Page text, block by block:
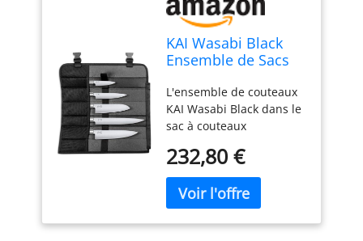
KAI Wasabi Black
Ensemble de Sacs
Couteau Utilitaire 10
cm et 15 cm,
Santoku 16,5 cm,
Couteau de Chef 20
cm, Couteau à
Jambon 23 cm -
acier inoxydable
poli 6A/1K6 58 (±1)
HRC
L'ensemble de couteaux
KAI Wasabi Black dans le
sac à couteaux
une sélection de
couteaux utilitaires (10
cm et 15 cm), un Santoku
(16,5 cm), un couteau de
chef (20 cm) et un
232,80 €